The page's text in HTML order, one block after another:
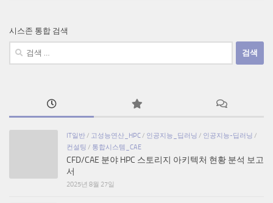
시스존 통합 검색
검
IT일반 / 고성능연산_HPC / 인공지능_딥러닝 / 인공지능-딥러닝 /
컨설팅 / 통합시스템_CAE
CFD/CAE 분야 HPC 스토리지 아키텍처 현황 분석 보고
서
2025년 8월 27일